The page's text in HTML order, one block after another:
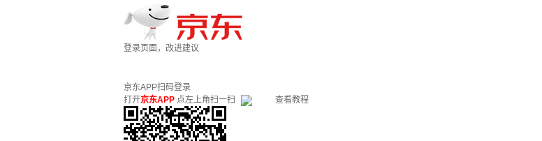
登录页面，改进建议
京东APP扫码登录
打开京东APP 点左上角扫一扫 查看教程